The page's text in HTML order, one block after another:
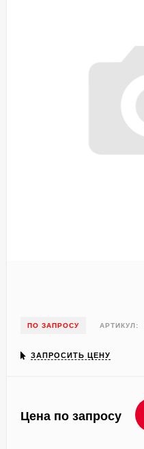
ПО ЗАПРОСУ АРТИКУЛ:
ЗАПРОСИТЬ ЦЕНУ
Цена по запросу